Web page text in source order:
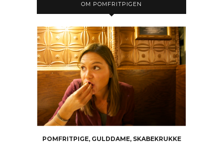
OM POMFRITPIGEN
POMFRITPIGE, GULDDAME, SKABEKRUKKE